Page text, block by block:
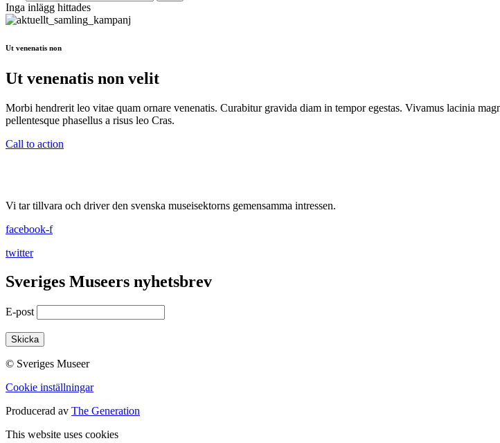
Inga inlägg hittades
Ut venenatis non
Ut venenatis non velit
Morbi hendrerit leo vitae quam ornare venenatis. Curabitur gravida diam in tempor egestas. Vivamus lacinia
pellentesque phasellus a risus leo Cras.
Call to action
Vi tar tillvara och driver den svenska museisektorns gemensamma intressen.
facebook-f
twitter
Sveriges Museers nyhetsbrev
E-post
© Sveriges Museer
Cookie inställningar
Producerad av The Generation
This website uses cookies